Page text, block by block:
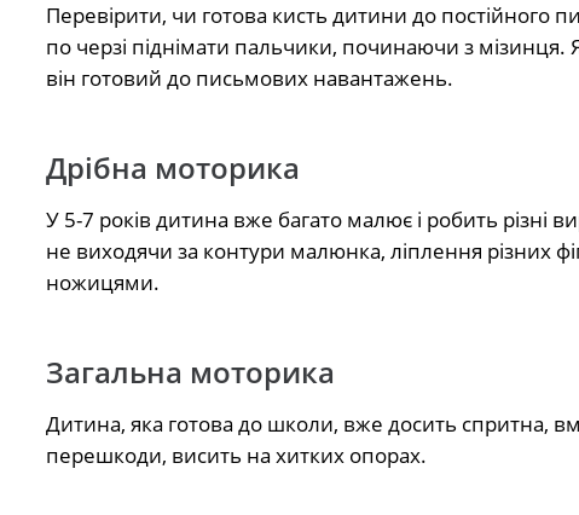
Перевірити, чи готова кисть дитини до постійного
по черзі піднімати пальчики, починаючи з
він готовий до письмових навантажень.
Дрібна моторика
У 5-7 років дитина вже багато малює і робить
не виходячи за контури малюнка, ліплення різних
ножицями.
Загальна моторика
Дитина, яка готова до школи, вже досить спритна,
перешкоди, висить на хитких опорах.